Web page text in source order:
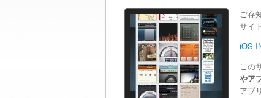
ご存
サイ
iOS
この
やア
アプ